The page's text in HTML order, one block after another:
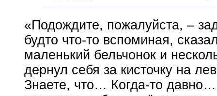
«Подождите, пожалуйста, –
будто что-то вспоминая,
маленький бельчонок и
дернул себя за кисточку на
Знаете, что… Когда-то давно…